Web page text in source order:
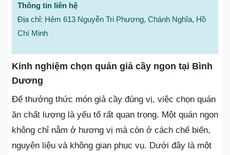
Thông tin liên hệ
Địa chỉ: Hẻm 613 Nguyễn Tri Phương, Chánh Nghĩa, Hồ
Chí Minh
Kinh nghiệm chọn quán giả cầy ngon tại Bình
Dương
Để thưởng thức món giả cầy đúng vị, việc chọn quán
ăn chất lượng là yếu tố rất quan trọng. Một quán ngon
không chỉ nằm ở hương vị mà còn ở cách chế biến,
nguyên liệu và không gian phục vụ. Dưới đây là một